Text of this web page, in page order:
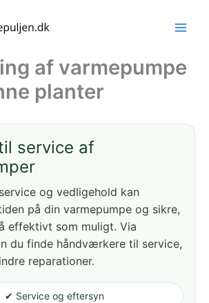
af varmepumpe
planter
service af
og vedligehold kan
på din varmepumpe og sikre,
effektivt som muligt. Via
du finde håndværkere til service,
reparationer.
✔ Service og eftersyn